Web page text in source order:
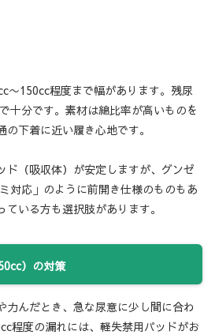
〜150cc程度まで幅があります。残尿
十分です。素材は綿比率が高いものを
下着に近い履き心地です。
ド（吸収体）が安定しますが、グンゼ
対応」のように前開き仕様のものもあ
いる方も選択肢があります。
）の対策
力んだとき、急な尿意に少し間に合わ
程度の漏れには、軽失禁用パッドがお